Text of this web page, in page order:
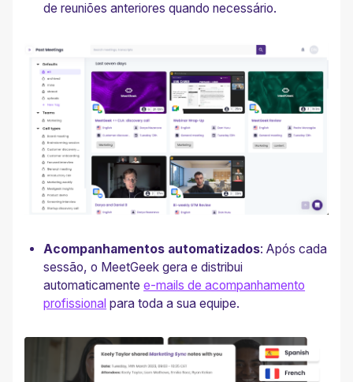
de reuniões anteriores quando necessário.
Acompanhamentos automatizados: Após cada
sessão, o MeetGeek gera e distribui
automaticamentee-mails de acompanhamento
profissional para toda a sua equipe. ‍